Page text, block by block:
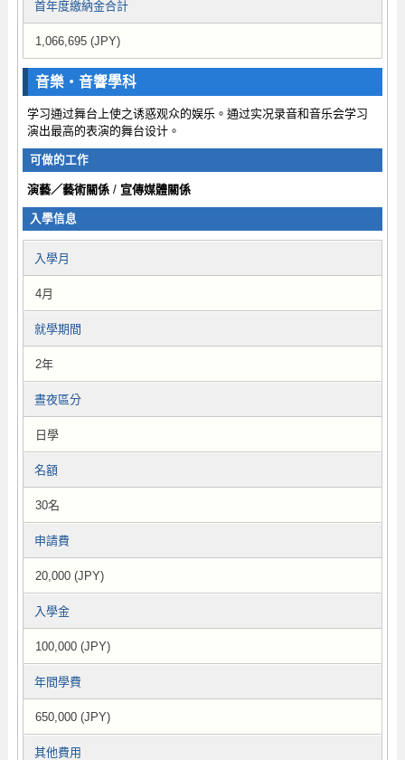
首年度繳納金合計
1,066,695 (JPY)
音樂・音響學科
学习通过舞台上使之诱惑观众的娱乐。通过实况录音和音乐会学习
演出最高的表演的舞台设计。
可做的工作
演藝／藝術關係/ 宣傳媒體關係
入學信息
入學月
4月
就學期間
2年
晝夜區分
日學
名額
30名
申請費
20,000 (JPY)
入學金
100,000 (JPY)
年間學費
650,000 (JPY)
其他費用